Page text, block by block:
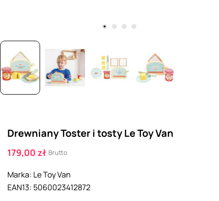
Drewniany Toster i tosty Le Toy Van
179,00 zł Brutto
Marka: Le Toy Van
EAN13: 5060023412872